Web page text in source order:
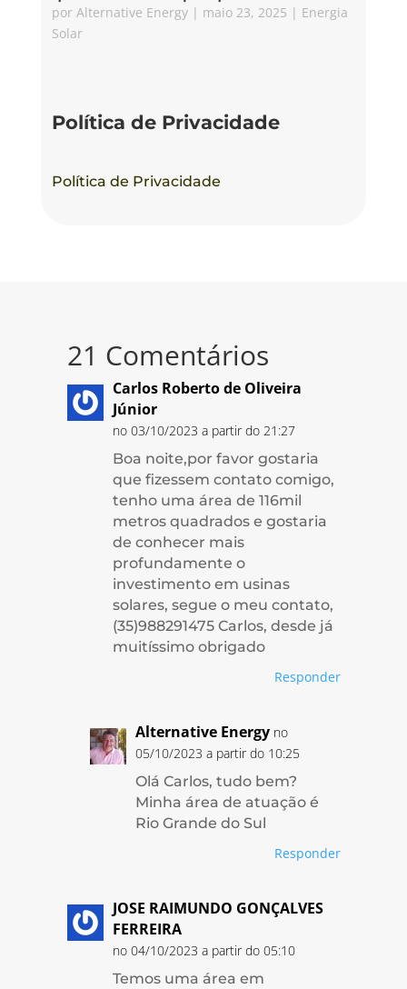
por Alternative Energy| maio 23, 2025 | Energia
Solar
Política de Privacidade
Política de Privacidade
21 Comentários
Carlos Roberto de Oliveira
Júnior
no 03/10/2023 a partir do 21:27
Boa noite,por favor gostaria
que fizessem contato comigo,
tenho uma área de 116mil
metros quadrados e gostaria
de conhecer mais
profundamente o
investimento em usinas
solares, segue o meu contato,
(35)988291475 Carlos, desde já
muitíssimo obrigado
Responder
Alternative Energy no
05/10/2023 a partir do 10:25
Olá Carlos, tudo bem?
Minha área de atuação é
Rio Grande do Sul
Responder
JOSE RAIMUNDO GONÇALVES
FERREIRA
no 04/10/2023 a partir do 05:10
Temos uma área em